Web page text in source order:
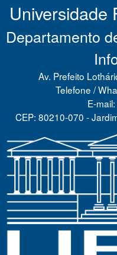
Universidade
Departamento
Av. Prefeito
Telefone /
E-
CEP: 80210-070 -